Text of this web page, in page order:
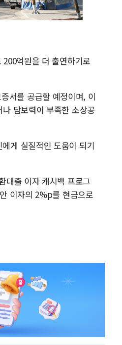
억원을 더 출연하기로
서를 공급할 예정이며, 이
담보력이 부족한 소상공
게 실질적인 도움이 되기
대출 이자 캐시백 프로그
이자의 2%p를 현금으로